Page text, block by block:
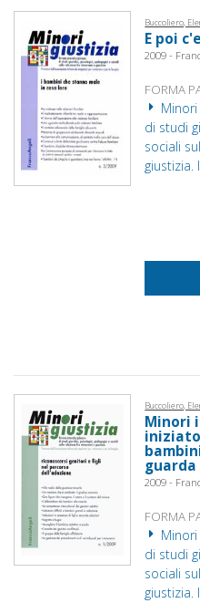
Buccoliero,
E poi
2009 -
FORMA
di studi
sociali
giustizia.
Buccoliero,
Minori
guarda
2009 -
FORMA
di studi
sociali
giustizia.